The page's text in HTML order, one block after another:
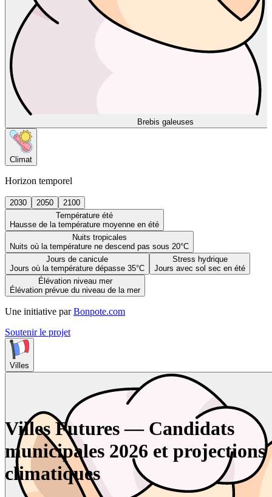
Brebis galeuses
Climat
Horizon temporel
2030 2050
2100
Température été
Hausse de la température moyenne en été
Nuits tropicales
Nuits où la température ne descend pas sous 20°C
Jours de canicule
Jours où la température dépasse 35°C
Stress hydrique
Jours avec sol sec en été
Élévation niveau mer
Élévation prévue du niveau de la mer
Une initiative par Bonpote.com
Soutenir le projet
Villes
Villes Futures — Candidats
municipales 2026 et projections
climatiques